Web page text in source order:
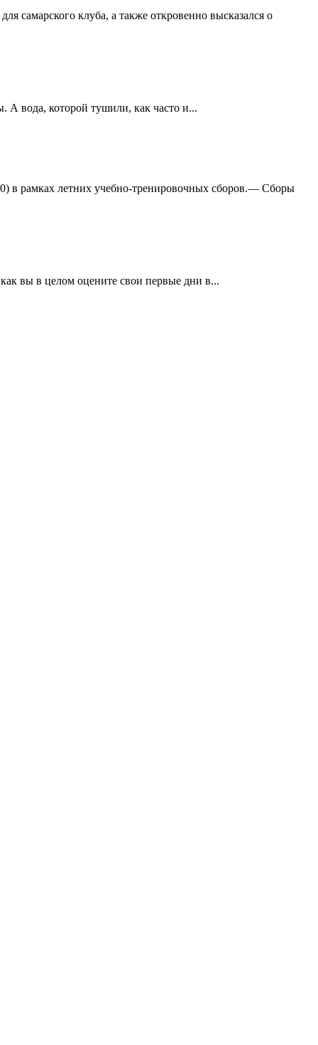
самарского клуба, а также откровенно высказался о
вода, которой тушили, как часто и...
в рамках летних учебно-тренировочных сборов.— Сборы
вы в целом оцените свои первые дни в...